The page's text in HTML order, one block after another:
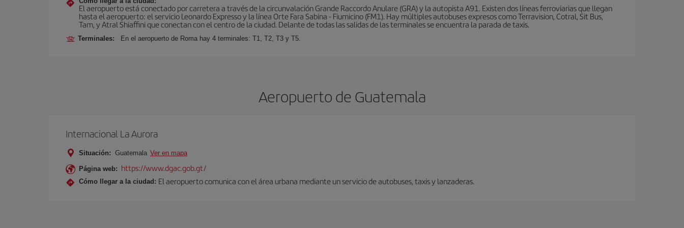
El aeropuerto está conectado por carretera a través de la circunvalación Grande Raccordo Anulare (GRA) y la autopista A91. Existen dos líneas ferroviarias que llegan
hasta el aeropuerto: el servicio Leonardo Expresso y la línea Orte Fara Sabina - Fiumicino (FM1). Hay múltiples autobuses expresos como Terravision, Cotral, Sit Bus,
Tam, y Atral Shiaffini que conectan con el centro de la ciudad. Delante de todas las salidas de las terminales se encuentra la parada de taxis.
Terminales: En el aeropuerto de Roma hay 4 terminales: T1, T2, T3 y T5.
Aeropuerto de Guatemala
Internacional La Aurora
Situación: Guatemala Ver en mapa
Página web: https://www.dgac.gob.gt/
Cómo llegar a la ciudad: El aeropuerto comunica con el área urbana mediante un servicio de autobuses, taxis y lanzaderas.